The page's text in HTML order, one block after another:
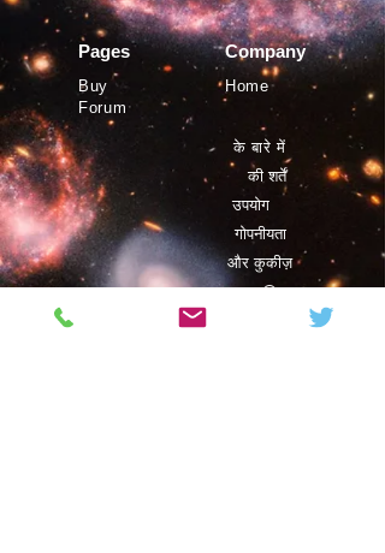
Pages
Buy
Forum
Company
Home
के बारे में
की शर्तें
उपयोग
गोपनीयता
और कुकीज़
©